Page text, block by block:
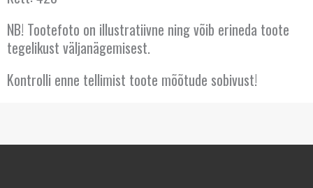
NB! Tootefoto on illustratiivne ning võib erineda toote
tegelikust väljanägemisest.
Kontrolli enne tellimist toote mõõtude sobivust!